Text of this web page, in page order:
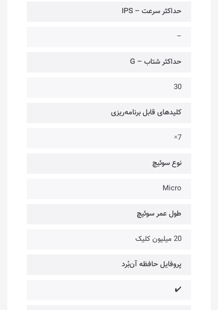
حداکثر سرعت – IPS
–
حداکثر شتاب – G
30
کلیدهای قابل برنامه‌ریزی
7×
نوع سوئیچ
Micro
طول عمر سوئیچ‌
20 میلیون کلیک
پروفایل حافظه آن‌بُرد
✔️